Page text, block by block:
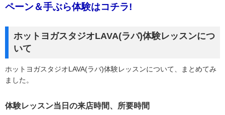
ペーン＆手ぶら体験はコチラ!
ホットヨガスタジオLAVA(ラバ)体験レッスンにつ
いて
ホットヨガスタジオLAVA(ラバ)体験レッスンについて、まとめてみ
ました。
体験レッスン当日の来店時間、所要時間